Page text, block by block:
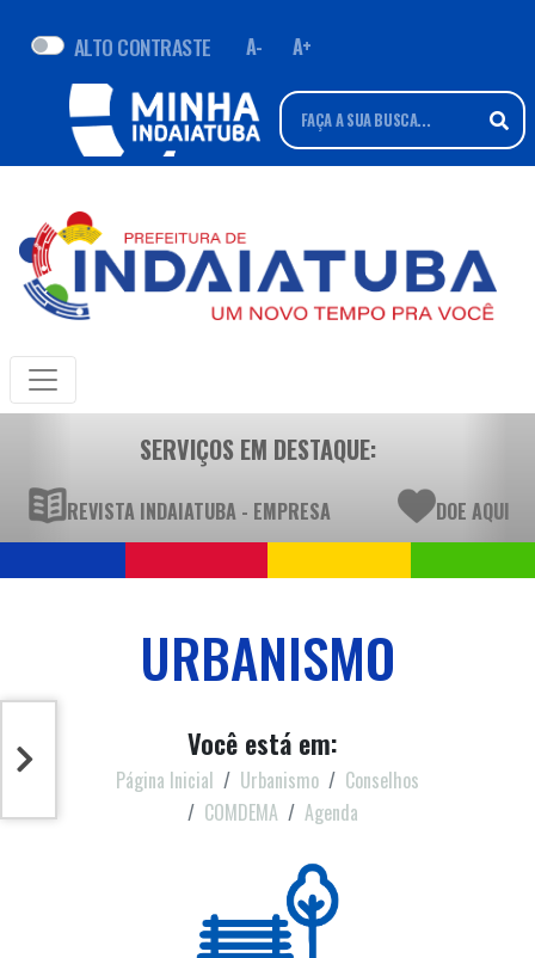
ALTO CONTRASTE A- A+
SERVIÇOS EM DESTAQUE:
REVISTA INDAIATUBA - EMPRESA DOE AQUI
URBANISMO
Você está em:
Página Inicial Urbanismo
Conselhos
COMDEMA
Agenda